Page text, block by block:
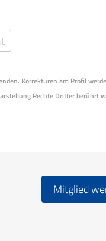
Korrekturen am Profil
Rechte Dritter berührt
Mitglied